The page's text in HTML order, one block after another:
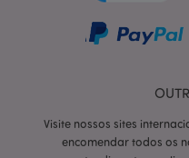
Visite nossos sites
encomendar todos os
CookieScriptConsent